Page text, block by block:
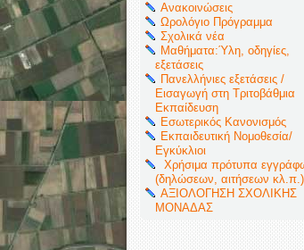
Ανακοινώσεις
Ωρολόγιο Πρόγραμμα
Σχολικά νέα
Μαθήματα:Ύλη, οδηγίες,
εξετάσεις
Πανελλήνιες εξετάσεις /
Εισαγωγή στη Τριτοβάθμια
Εκπαίδευση
Εσωτερικός Κανονισμός
Εκπαιδευτική Νομοθεσία/
Εγκύκλιοι
Χρήσιμα πρότυπα
(δηλώσεων, αιτήσεων κλ.π.)
ΑΞΙΟΛΟΓΗΣΗ ΣΧΟΛΙΚΗΣ
ΜΟΝΑΔΑΣ